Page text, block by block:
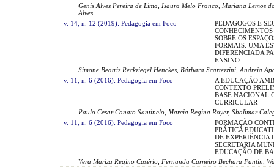
Genis Alves Pereira de Lima, Isaura Melo Franco, Mariana Lemos
Alves
v. 14, n. 12 (2019): Pedagogia em Foco
PEDAGOGOS E
SOBRE OS
FORMAIS: UMA
DIFERENCIADA
ENSINO
Simone Beatriz Reckziegel Henckes, Bárbara Scartezzini, Andreia
v. 11, n. 6 (2016): Pedagogia em Foco
A EDUCAÇÃO
CONTEXTO
BASE NACIONAL
CURRICULAR
Paulo Cesar Canato Santinelo, Marcia Regina Royer, Shalimar
v. 11, n. 6 (2016): Pedagogia em Foco
FORMAÇÃO
PRÁTICA
DE EXPERIÊNCIA
SECRETARIA
EDUCAÇÃO DE
Vera Mariza Regino Casério, Fernanda Carneiro Bechara Fantin,